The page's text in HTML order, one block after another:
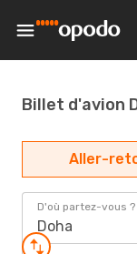
Billet d'avion
Aller-
D'où partez-vous ?
Doha